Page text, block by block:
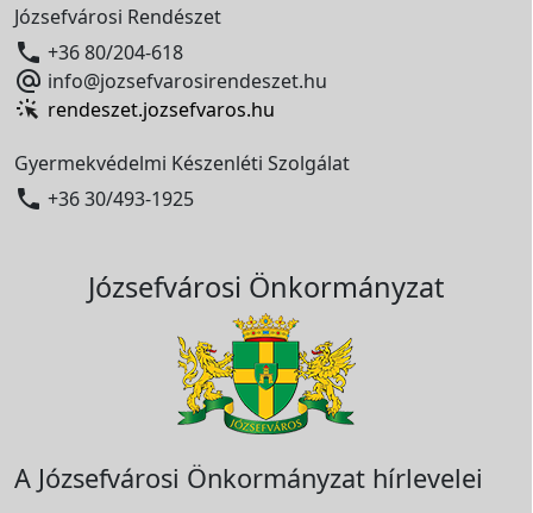
Józsefvárosi Rendészet
 +36 80/204-618
 info@jozsefvarosirendeszet.hu
rendeszet.jozsefvaros.hu
Gyermekvédelmi Készenléti Szolgálat
 +36 30/493-1925
Józsefvárosi Önkormányzat
A Józsefvárosi Önkormányzat hírlevelei